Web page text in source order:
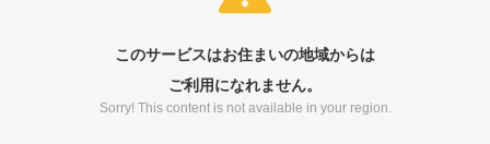
このサービスはお住まいの地域からは
ご利用になれません。
Sorry! This content is not available in your region.